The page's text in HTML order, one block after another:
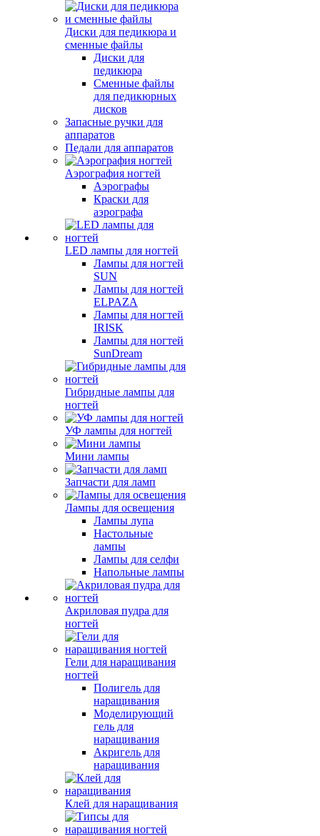
Диски для педикюра и
сменные файлы
Диски для
педикюра
Сменные файлы
для педикюрных
дисков
Запасные ручки для
аппаратов
Педали для аппаратов
Аэрография ногтей
Аэрографы
Краски для
аэрографа
LED лампы для ногтей
Лампы для ногтей
SUN
Лампы для ногтей
ELPAZA
Лампы для ногтей
IRISK
Лампы для ногтей
SunDream
Гибридные лампы для
ногтей
УФ лампы для ногтей
Мини лампы
Запчасти для ламп
Лампы для освещения
Лампы лупа
Настольные
лампы
Лампы для селфи
Напольные лампы
Акриловая пудра для
ногтей
Гели для наращивания
ногтей
Полигель для
наращивания
Моделирующий
гель для
наращивания
Акригель для
наращивания
Клей для наращивания